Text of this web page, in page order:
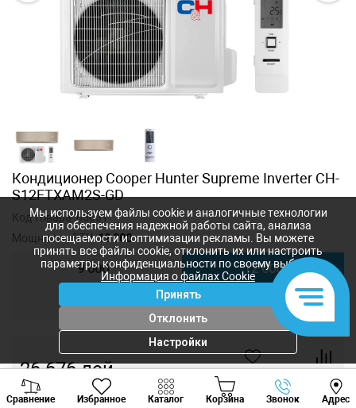
Кондиционер Сooper Hunter Supreme Inverter CH-
S12FTXAM2S-GD
Код товара:65031
Мощность, BTU:12 000
9 000 12 000
26 676лей
Сравнение Избранное Каталог Корзина Звонок Адрес
Viber Whatsapp
Мы используем файлы cookie и аналогичные технологии
для обеспечения надежной работы сайта, анализа
посещаемости и оптимизации рекламы. Вы можете
принять все файлы cookie, отклонить их или настроить
параметры конфиденциальности по своему выбору.
Информация о файлах Cookie
Принять
Отклонить
Настройки